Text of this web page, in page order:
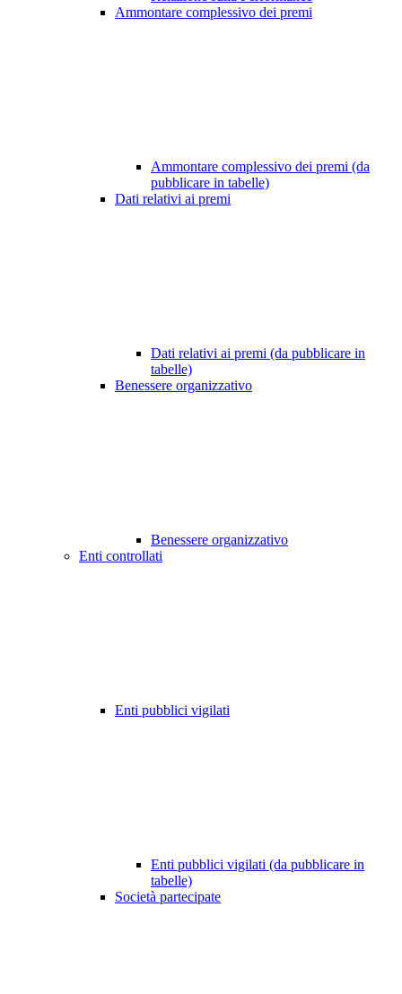
Ammontare complessivo dei premi
Ammontare complessivo dei premi (da
pubblicare in tabelle)
Dati relativi ai premi
Dati relativi ai premi (da pubblicare in
tabelle)
Benessere organizzativo
Benessere organizzativo
Enti controllati
Enti pubblici vigilati
Enti pubblici vigilati (da pubblicare in
tabelle)
Società partecipate